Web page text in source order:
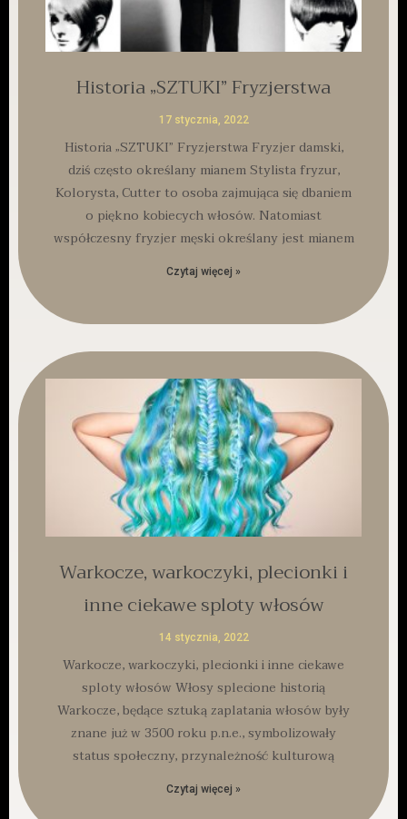
Historia „SZTUKI” Fryzjerstwa
17 stycznia, 2022
Historia „SZTUKI” Fryzjerstwa Fryzjer damski,
dziś często określany mianem Stylista fryzur,
Kolorysta, Cutter to osoba zajmująca się dbaniem
o piękno kobiecych włosów. Natomiast
współczesny fryzjer męski określany jest mianem
Czytaj więcej »
Warkocze, warkoczyki, plecionki i
inne ciekawe sploty włosów
14 stycznia, 2022
Warkocze, warkoczyki, plecionki i inne ciekawe
sploty włosów Włosy splecione historią
Warkocze, będące sztuką zaplatania włosów były
znane już w 3500 roku p.n.e., symbolizowały
status społeczny, przynależność kulturową
Czytaj więcej »